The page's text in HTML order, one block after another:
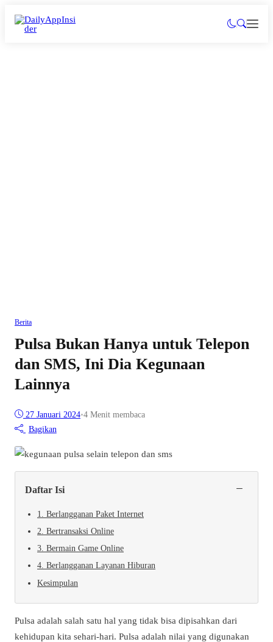
Berita
Pulsa Bukan Hanya untuk Telepon
dan SMS, Ini Dia Kegunaan
Lainnya
27 Januari 2024•4 Menit membaca
Bagikan
Daftar Isi −
1. Berlangganan Paket Internet
2. Bertransaksi Online
3. Bermain Game Online
4. Berlangganan Layanan Hiburan
Kesimpulan
Pulsa adalah salah satu hal yang tidak bisa dipisahkan dari
kehidupan kita sehari-hari. Pulsa adalah nilai yang digunakan